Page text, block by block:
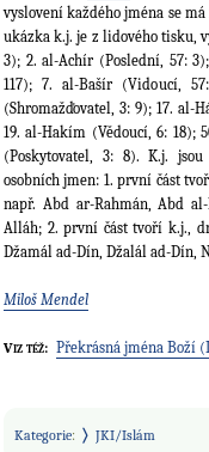
vyslovení každého jména se
ukázka k.j. je z lidového tisku,
3); 2. al-Achír (Poslední, 57:
117); 7. al-Bašír (Vidoucí,
(Shromažďovatel, 3: 9); 17. al-
19. al-Hakím (Vědoucí, 6: 18);
(Poskytovatel, 3: 8). K.j.
osobních jmen: 1. první část
např. Abd ar-Rahmán, Abd
Alláh; 2. první část tvoří k.j.,
Džamál ad-Dín, Džalál ad-Dín,
Miloš Mendel
Viz též: Překrásná jména Boží
Kategorie: JKI/Islám